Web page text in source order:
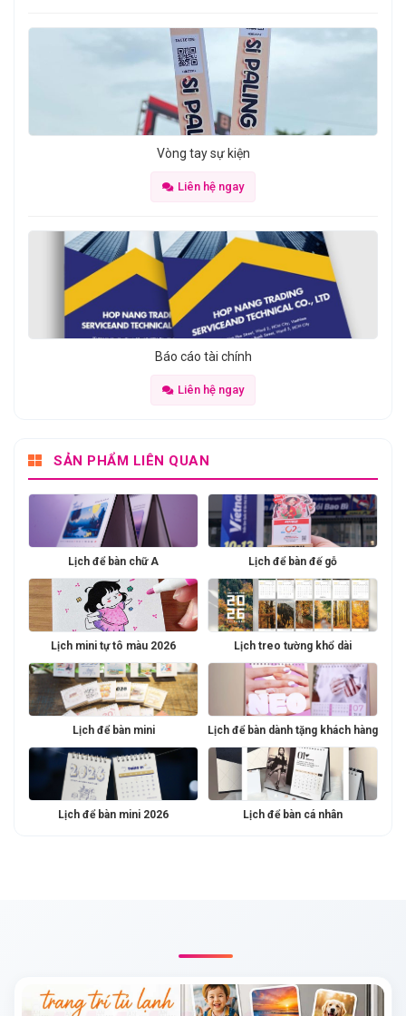
Vòng tay sự kiện
Liên hệ ngay
Báo cáo tài chính
Liên hệ ngay
SẢN PHẨM LIÊN QUAN
Lịch để bàn chữ A Lịch để bàn đế gỗ
Lịch mini tự tô màu 2026 Lịch treo tường khổ dài
Lịch để bàn mini Lịch để bàn dành tặng khách hàng
Lịch để bàn mini 2026 Lịch để bàn cá nhân